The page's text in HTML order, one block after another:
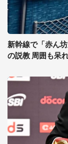
新幹線で「赤ん
の説教 周囲も呆